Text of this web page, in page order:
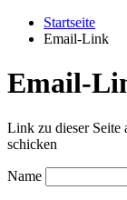
Startseite
Email-Link
Email-
Link zu dieser Seite
schicken
Name